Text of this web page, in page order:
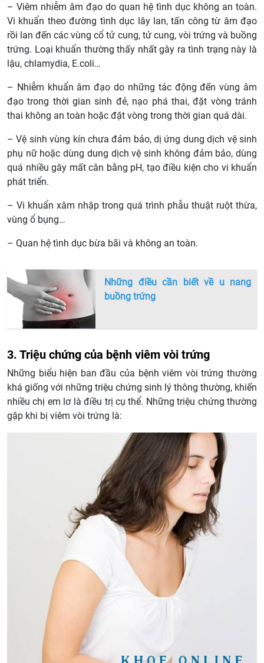
– Viêm nhiễm âm đạo do quan hệ tình dục không an toàn.
Vi khuẩn theo đường tình dục lây lan, tấn công từ âm đạo
rồi lan đến các vùng cổ tử cung, tử cung, vòi trứng và buồng
trứng. Loại khuẩn thường thấy nhất gây ra tình trạng này là
lậu, chlamydia, E.coli…
– Nhiễm khuẩn âm đạo do những tác động đến vùng âm
đạo trong thời gian sinh đẻ, nạo phá thai, đặt vòng tránh
thai không an toàn hoặc đặt vòng trong thời gian quá dài.
– Vệ sinh vùng kín chưa đảm bảo, dị ứng dung dịch vệ sinh
phụ nữ hoặc dùng dung dịch vệ sinh không đảm bảo, dùng
quá nhiều gây mất cân bằng pH, tạo điều kiện cho vi khuẩn
phát triển.
– Vi khuẩn xâm nhập trong quá trình phẫu thuật ruột thừa,
vùng ổ bụng…
– Quan hệ tình dục bừa bãi và không an toàn.
Những điều cần biết về u nang
buồng trứng
3. Triệu chứng của bệnh viêm vòi trứng
Những biểu hiện ban đầu của bệnh viêm vòi trứng thường
khá giống với những triệu chứng sinh lý thông thường, khiến
nhiều chị em lơ là điều trị cụ thể. Những triệu chứng thường
gặp khi bị viêm vòi trứng là: